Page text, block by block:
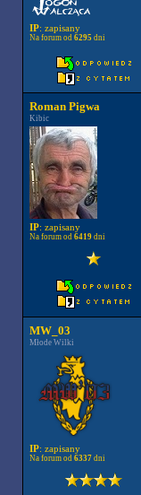
IP: zapisany
Na forum od 6295 dni
Roman Pigwa
Kibic
IP: zapisany
Na forum od 6419dni
MW_03
Młode Wilki
IP: zapisany
Na forum od 6337dni